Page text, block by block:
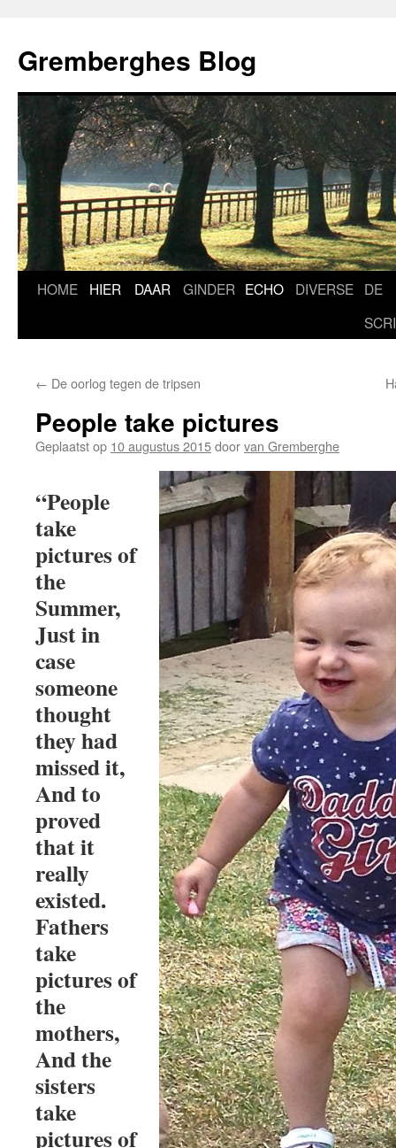
de
inhoud
Gremberghes Blog
HOME HIER DAAR GINDER ECHO DIVERSE DE
← De oorlog tegen de tripsen
People take pictures
Geplaatst op 10 augustus 2015doorvan Gremberghe
“People
take
pictures of
the
Summer,
Just in
case
someone
thought
they had
missed it,
And to
proved
that it
really
existed.
Fathers
take
pictures of
the
mothers,
And the
sisters
take
pictures of